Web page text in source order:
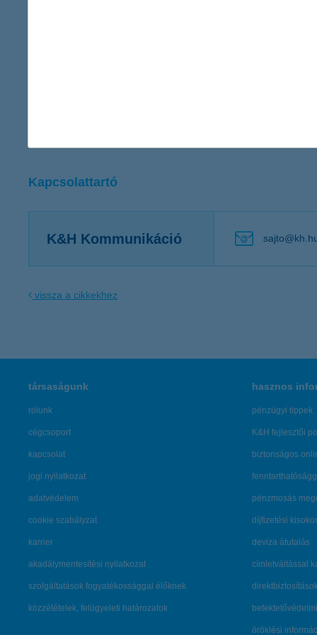
Kapcsolattartó
K&H Kommunikáció
vissza a cikkekhez
társaságunk
rólunk
cégcsoport
kapcsolat
jogi nyilatkozat
adatvédelem
cookie szabályzat
karrier
akadálymentesítési nyilatkozat
szolgáltatások fogyatékossággal élőknek
közzétételek, felügyeleti határozatok
hasznos
pénzügyi tippek
K&H fejlesztői
biztonságos
pénzmosás
díjfizetési
deviza átutalás
címletváltással
öröklési